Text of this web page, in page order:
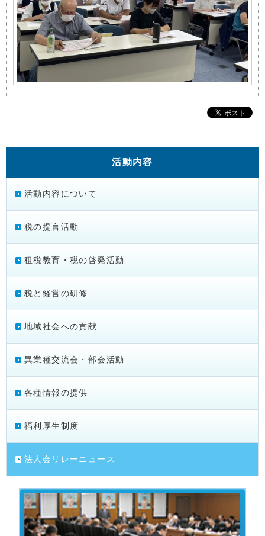
活動内容
活動内容について
税の提言活動
租税教育・税の啓発活動
税と経営の研修
地域社会への貢献
異業種交流会・部会活動
各種情報の提供
福利厚生制度
法人会リレーニュース